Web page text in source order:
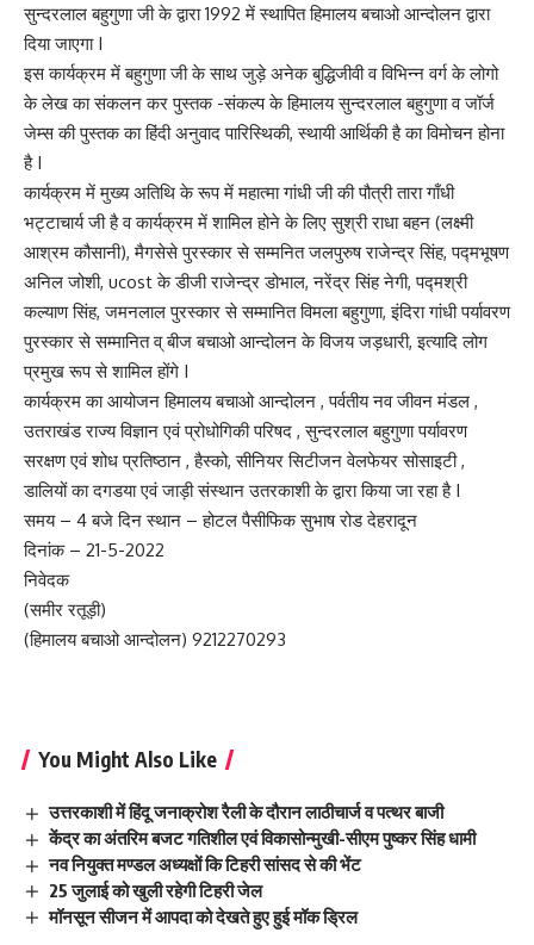
सुन्दरलाल बहुगुणा जी के द्वारा 1992 में स्थापित हिमालय बचाओ आन्दोलन द्वारा
दिया जाएगा I
इस कार्यक्रम में बहुगुणा जी के साथ जुड़े अनेक बुद्धिजीवी व विभिन्न वर्ग के लोगो
के लेख का संकलन कर पुस्तक -संकल्प के हिमालय सुन्दरलाल बहुगुणा व जॉर्ज
जेम्स की पुस्तक का हिंदी अनुवाद पारिस्थिकी, स्थायी आर्थिकी है का विमोचन होना
है I
कार्यक्रम में मुख्य अतिथि के रूप में महात्मा गांधी जी की पौत्री तारा गाँधी
भट्टाचार्य जी है व कार्यक्रम में शामिल होने के लिए सुश्री राधा बहन (लक्ष्मी
आश्रम कौसानी), मैगसेसे पुरस्कार से सम्मनित जलपुरुष राजेन्द्र सिंह, पद्मभूषण
अनिल जोशी, ucost के डीजी राजेन्द्र डोभाल, नरेंद्र सिंह नेगी, पद्मश्री
कल्याण सिंह, जमनलाल पुरस्कार से सम्मानित विमला बहुगुणा, इंदिरा गांधी पर्यावरण
पुरस्कार से सम्मानित व् बीज बचाओ आन्दोलन के विजय जड़धारी, इत्यादि लोग
प्रमुख रूप से शामिल होंगे I
कार्यक्रम का आयोजन हिमालय बचाओ आन्दोलन , पर्वतीय नव जीवन मंडल ,
उतराखंड राज्य विज्ञान एवं प्रोधोगिकी परिषद , सुन्दरलाल बहुगुणा पर्यावरण
सरक्षण एवं शोध प्रतिष्ठान , हैस्को, सीनियर सिटीजन वेलफेयर सोसाइटी ,
डालियों का दगडया एवं जाड़ी संस्थान उतरकाशी के द्वारा किया जा रहा है I
समय – 4 बजे दिन स्थान – होटल पैसीफिक सुभाष रोड देहरादून
दिनांक – 21-5-2022
निवेदक
(समीर रतूड़ी)
(हिमालय बचाओ आन्दोलन) 9212270293
You Might Also Like
उत्तरकाशी में हिंदू जनाक्रोश रैली के दौरान लाठीचार्ज व पत्थर बाजी
केंद्र का अंतरिम बजट गतिशील एवं विकासोन्मुखी-सीएम पुष्कर सिंह धामी
नव नियुक्त मण्डल अध्यक्षों कि टिहरी सांसद से की भेंट
25 जुलाई को खुली रहेगी टिहरी जेल
मॉनसून सीजन में आपदा को देखते हुए हुई मॉक ड्रिल